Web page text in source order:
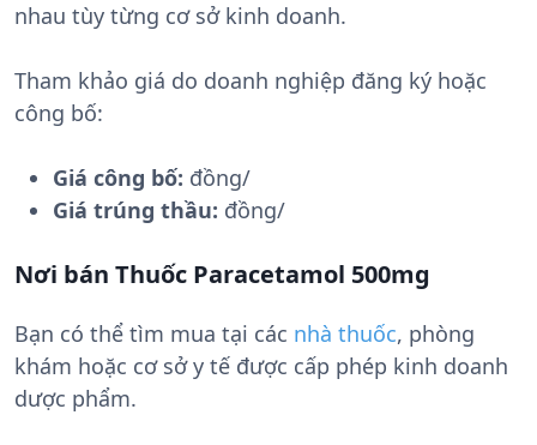
nhau tùy từng cơ sở kinh doanh.
Tham khảo giá do doanh nghiệp đăng ký hoặc
công bố:
Giá công bố: đồng/
Giá trúng thầu: đồng/
Nơi bán Thuốc Paracetamol 500mg
Bạn có thể tìm mua tại các nhà thuốc, phòng
khám hoặc cơ sở y tế được cấp phép kinh doanh
dược phẩm.